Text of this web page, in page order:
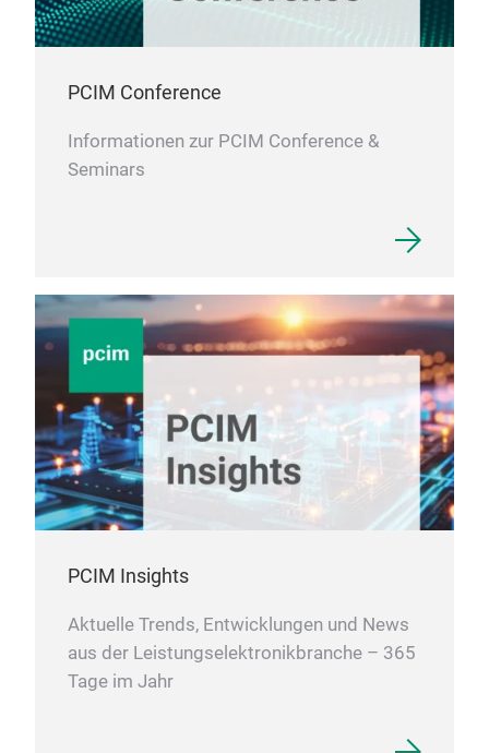
PCIM Conference
Informationen zur PCIM Conference &
Seminars
PCIM Insights
Aktuelle Trends, Entwicklungen und News
aus der Leistungselektronikbranche – 365
Tage im Jahr